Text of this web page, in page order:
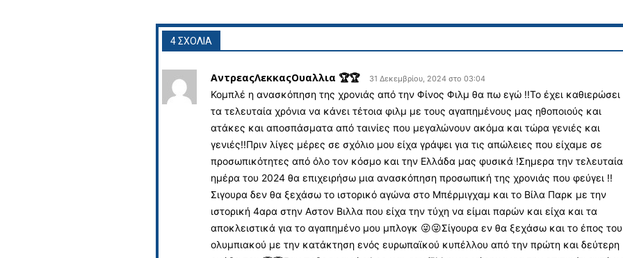
4 ΣΧΟΛΙΑ
ΑντρεαςΛεκκαςΟυαλλια 🏆🏆 31 Δεκεμβρίου, 2024 στο 03:04
Κομπλέ η ανασκόπηση της χρονιάς από την Φίνος Φιλμ θα πω εγώ !!Το έχει καθιερώσει
τα τελευταία χρόνια να κάνει τέτοια φιλμ με τους αγαπημένους μας ηθοποιούς και
ατάκες και αποσπάσματα από ταινίες που μεγαλώνουν ακόμα και τώρα γενιές και
γενιές!!Πριν λίγες μέρες σε σχόλιο μου είχα γράψει για τις απώλειες που είχαμε σε
προσωπικότητες από όλο τον κόσμο και την Ελλάδα μας φυσικά !Σημερα την τελευταία
ημέρα του 2024 θα επιχειρήσω μια ανασκόπηση προσωπική της χρονιάς που φεύγει !!
Σιγουρα δεν θα ξεχάσω το ιστορικό αγώνα στο Μπέρμιγχαμ και το Βίλα Παρκ με την
ιστορική 4αρα στην Αστον Βιλλα που είχα την τύχη να είμαι παρών και είχα και τα
αποκλειστικά για το αγαπημένο μου μπλογκ 😜😜Σίγουρα εν θα ξεχάσω και το έπος του
ολυμπιακού με την κατάκτηση ενός ευρωπαϊκού κυπέλλου από την πρώτη και δεύτερη